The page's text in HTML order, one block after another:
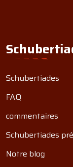
Schubertiades
FAQ
commentaires
Schubertiades
Notre blog